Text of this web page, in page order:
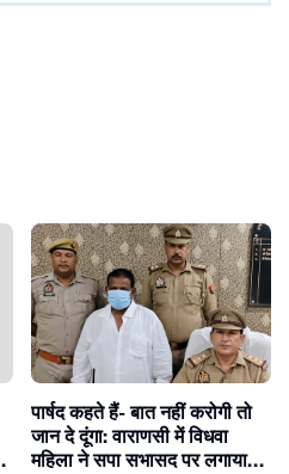
पार्षद कहते हैं- बात नहीं करोगी तो
जान दे दूंगा: वाराणसी में विधवा
महिला ने सपा सभासद पर लगाया